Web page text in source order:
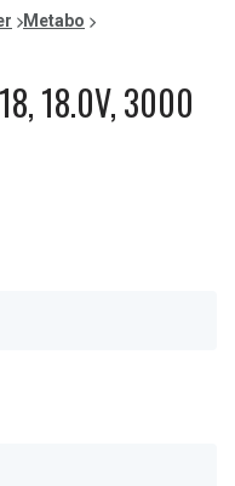
Metabo
18.0V, 3000